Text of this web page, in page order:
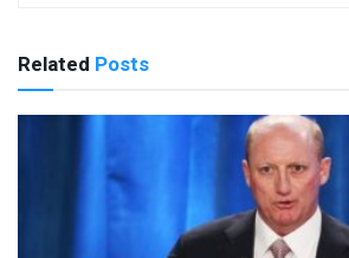
Related Posts